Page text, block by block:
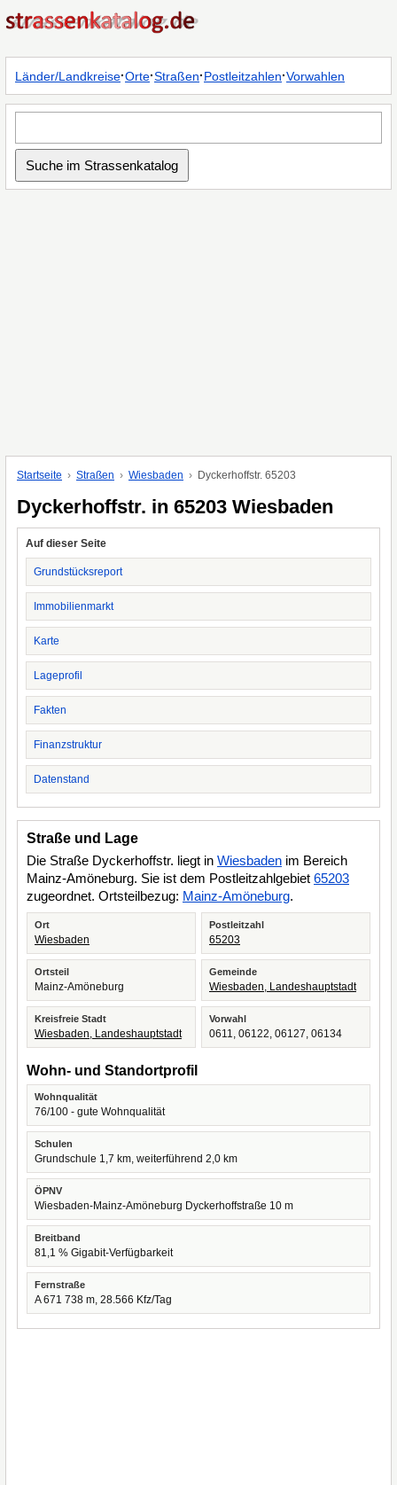
Länder/Landkreise·Orte·Straßen·Postleitzahlen·Vorwahlen
Startseite Straßen Wiesbaden Dyckerhoffstr. 65203
Dyckerhoffstr. in 65203 Wiesbaden
Auf dieser Seite
Grundstücksreport
Immobilienmarkt
Karte
Lageprofil
Fakten
Finanzstruktur
Datenstand
Straße und Lage
Die Straße Dyckerhoffstr. liegt in Wiesbaden im Bereich
Mainz-Amöneburg. Sie ist dem Postleitzahlgebiet 65203
zugeordnet. Ortsteilbezug: Mainz-Amöneburg.
Ort
Wiesbaden
Postleitzahl
65203
Ortsteil
Mainz-Amöneburg
Gemeinde
Wiesbaden, Landeshauptstadt
Kreisfreie Stadt
Wiesbaden, Landeshauptstadt
Vorwahl
0611, 06122, 06127, 06134
Wohn- und Standortprofil
Wohnqualität
76/100 - gute Wohnqualität
Schulen
Grundschule 1,7 km, weiterführend 2,0 km
ÖPNV
Wiesbaden-Mainz-Amöneburg Dyckerhoffstraße 10 m
Breitband
81,1 % Gigabit-Verfügbarkeit
Fernstraße
A 671 738 m, 28.566 Kfz/Tag